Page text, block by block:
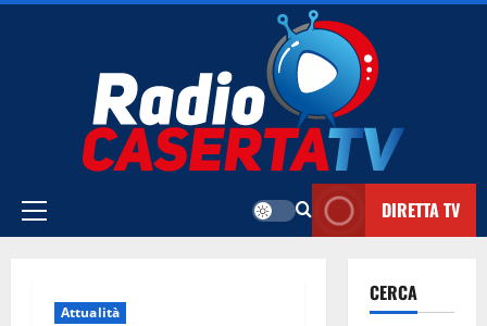
Vai
Menu
DIRETTA TV
Attualità
CERCA